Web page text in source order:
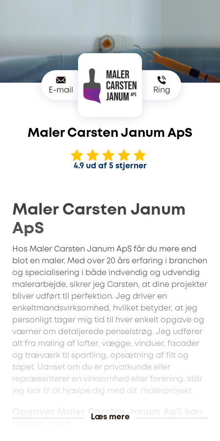
E-mail Ring
Maler Carsten Janum ApS
4.9 ud af 5 stjerner
Maler Carsten Janum
ApS
Hos Maler Carsten Janum ApS får du mere end
blot en maler. Med over 20 års erfaring i branchen
og specialisering i både indvendig og udvendig
malerarbejde, sikrer jeg Carsten, at dine projekter
bliver udført til perfektion. Jeg driver en
enkeltmandsvirksomhed, hvilket betyder, at jeg
personligt tager mig tid til hver enkelt opgave og
værner om detaljerede penselstrøg. Jeg udfører
alt fra maling af lofter, vægge, vinduer, facader
og træværk til spartling, opsætning af filt og
tapet. Uanset om du er privatkunde eller
repræsenterer en virksomhed eller forening, står
jeg klar til at hjælpe dig med dit malerprojekt.
Opgaver Maler Carsten Janum ApS kan
Læs mere